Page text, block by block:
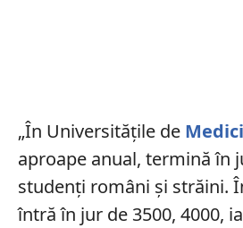
„În Universităţile de
aproape anual, termină în
studenţi români şi străini.
întră în jur de 3500, 4000,